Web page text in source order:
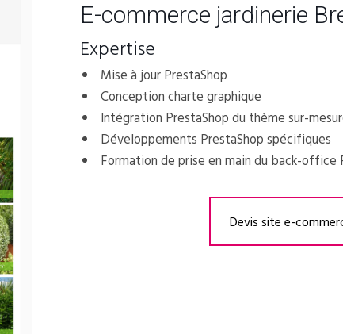
E-commerce jardinerie
Expertise
Mise à jour PrestaShop
Conception charte graphique
Intégration PrestaShop du thème sur-
Développements PrestaShop spécifiques
Formation de prise en main du back-office
Devis site e-